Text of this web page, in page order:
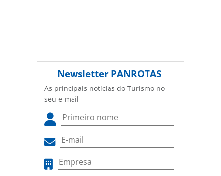
Newsletter PANROTAS
As principais notícias do Turismo no
seu e-mail